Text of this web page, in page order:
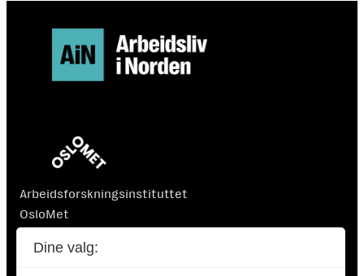
Arbeidsforskningsinstituttet
OsloMet
0130 Oslo
Dine valg: